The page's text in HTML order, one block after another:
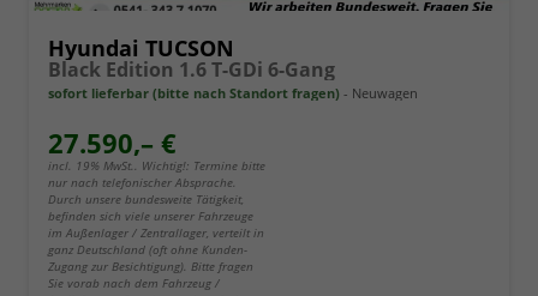
Hyundai TUCSON
Black Edition 1.6 T-GDi 6-Gang
sofort lieferbar (bitte nach Standort fragen) Neuwagen
27.590,– €
incl. 19% MwSt.. Wichtig!: Termine bitte
nur nach telefonischer Absprache.
Durch unsere bundesweite Tätigkeit,
befinden sich viele unserer Fahrzeuge
im Außenlager / Zentrallager, verteilt in
ganz Deutschland (oft ohne Kunden-
Zugang zur Besichtigung). Bitte fragen
Sie vorab nach dem Fahrzeug /